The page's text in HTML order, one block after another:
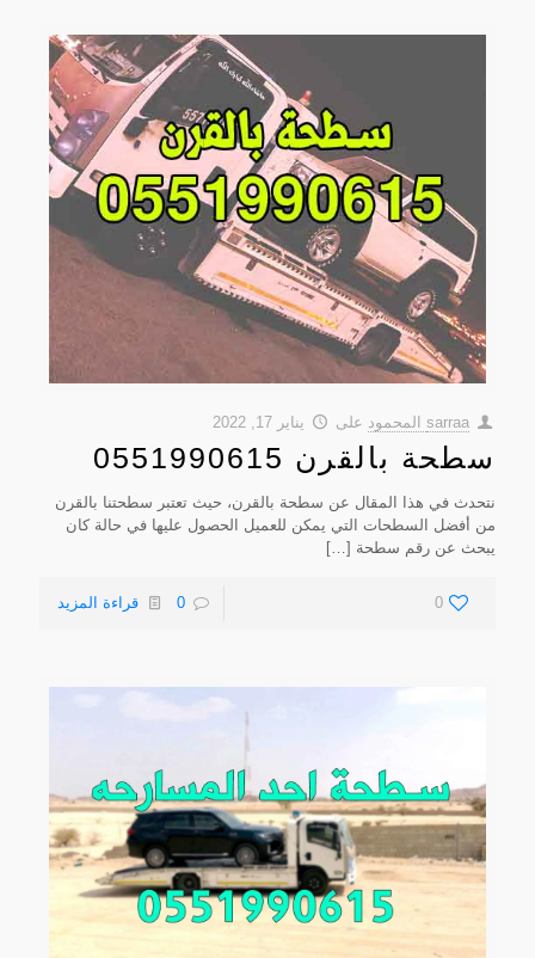
sarraa المحمود على يناير 17, 2022
سطحة بالقرن 0551990615
نتحدث في هذا المقال عن سطحة بالقرن، حيث تعتبر سطحتنا بالقرن
من أفضل السطحات التي يمكن للعميل الحصول عليها في حالة كان
يبحث عن رقم سطحة […]
0
0 قراءة المزيد